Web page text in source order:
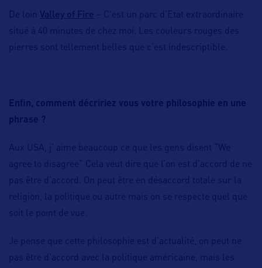
De loin Valley of Fire – C’est un parc d’Etat extraordinaire
situé à 40 minutes de chez moi. Les couleurs rouges des
pierres sont tellement belles que c’est indescriptible.
Enfin, comment décririez vous votre philosophie en une
phrase ?
Aux USA, j’ aime beaucoup ce que les gens disent “We
agree to disagree” Cela veut dire que l’on est d’accord de ne
pas être d’accord. On peut être en désaccord totale sur la
religion, la politique ou autre mais on se respecte quel que
soit le point de vue.
Je pense que cette philosophie est d’actualité, on peut ne
pas être d’accord avec la politique américaine, mais les